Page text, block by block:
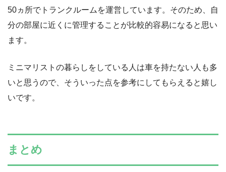
50ヵ所でトランクルームを運営しています。そのため、自
分の部屋に近くに管理することが比較的容易になると思い
ます。
ミニマリストの暮らしをしている人は車を持たない人も多
いと思うので、そういった点を参考にしてもらえると嬉し
いです。
まとめ